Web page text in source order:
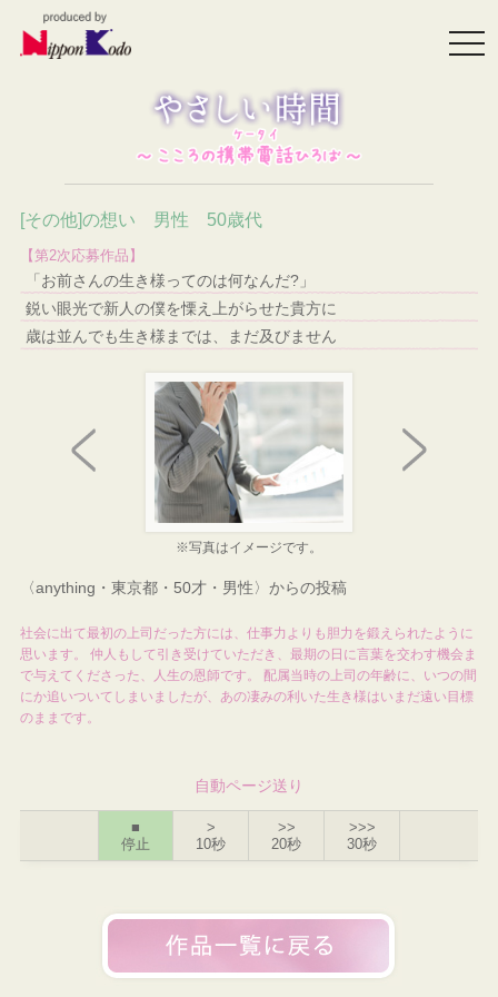
[その他]の想い 男性 50歳代
【第2次応募作品】
「お前さんの生き様ってのは何なんだ?」
鋭い眼光で新人の僕を慄え上がらせた貴方に
歳は並んでも生き様までは、まだ及びません
※写真はイメージです。
〈anything・東京都・50才・男性〉からの投稿
社会に出て最初の上司だった方には、仕事力よりも胆力を鍛えられたように
思います。 仲人もして引き受けていただき、最期の日に言葉を交わす機会ま
で与えてくださった、人生の恩師です。 配属当時の上司の年齢に、いつの間
にか追いついてしまいましたが、あの凄みの利いた生き様はいまだ遠い目標
のままです。
自動ページ送り
■
停止
>
10秒
>>
20秒
>>>
30秒